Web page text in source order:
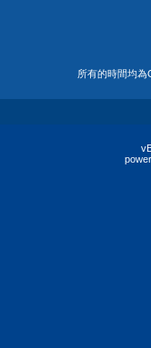
所有的時間均為